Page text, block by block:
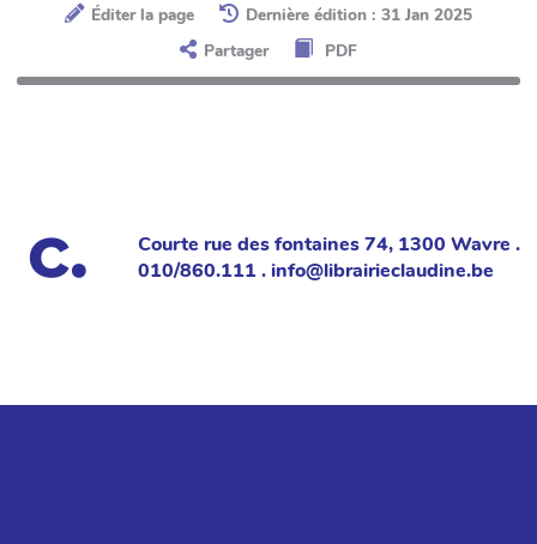
Éditer la page
Dernière édition : 31 Jan 2025
Partager
PDF
Courte rue des fontaines 74, 1300 Wavre .
010/860.111 . info@librairieclaudine.be